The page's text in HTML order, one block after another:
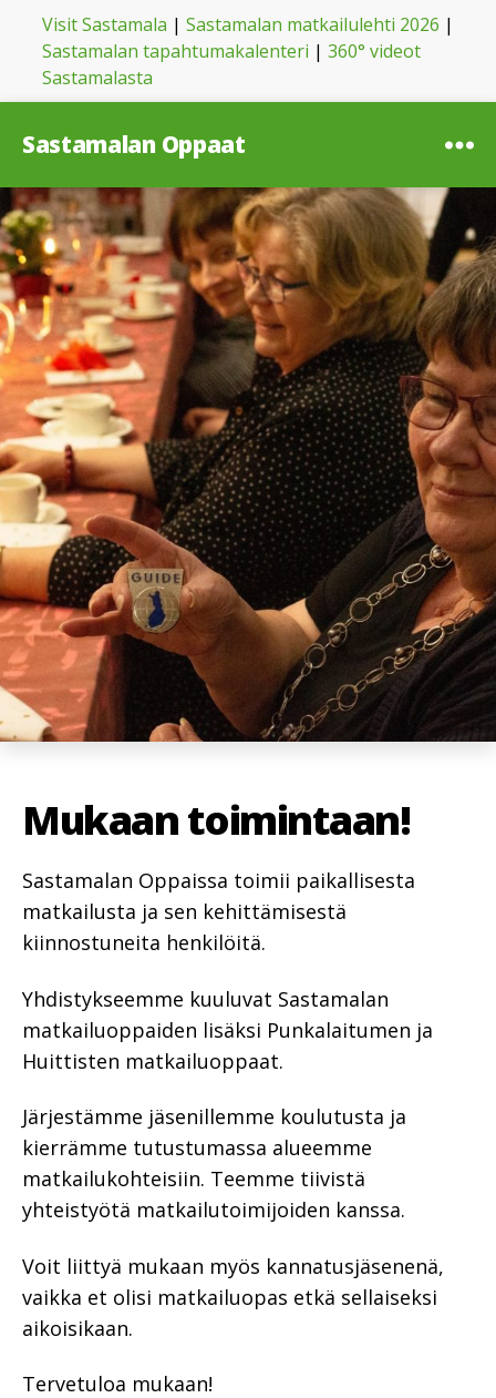
Visit Sastamala | Sastamalan matkailulehti 2026 |
Sastamalan tapahtumakalenteri | 360° videot
Sastamalasta
Sastamalan Oppaat
Mukaan toimintaan!
Sastamalan Oppaissa toimii paikallisesta
matkailusta ja sen kehittämisestä
kiinnostuneita henkilöitä.
Yhdistykseemme kuuluvat Sastamalan
matkailuoppaiden lisäksi Punkalaitumen ja
Huittisten matkailuoppaat.
Järjestämme jäsenillemme koulutusta ja
kierrämme tutustumassa alueemme
matkailukohteisiin. Teemme tiivistä
yhteistyötä matkailutoimijoiden kanssa.
Voit liittyä mukaan myös kannatusjäsenenä,
vaikka et olisi matkailuopas etkä sellaiseksi
aikoisikaan.
Tervetuloa mukaan!